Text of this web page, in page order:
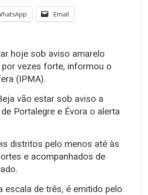
Email
hoje sob aviso amarelo
vezes forte, informou o
(IPMA).
vão estar sob aviso a
Portalegre e Évora o alerta
distritos pelo menos até às
e acompanhados de
escala de três, é emitido pelo